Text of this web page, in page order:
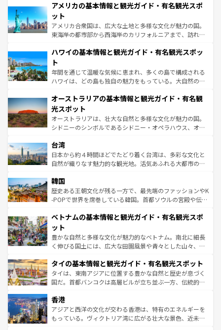
ンツ一覧を参照してほしい。
の建物がそのまま残る町や、スイスならではのユニークな
博物館もあり、アルプス観光だけでなく町歩きも満喫する
ことができる。国民の所得が高いため物価も高いが、旅行
者向けの交通パス提供のサービスもあり、うまく活用すれ
着のスイス情報はコンテンツ一覧を参照してほしい。
アメリカの基本情報と観光ガイド・有名観光スポ
ット
アメリカ合衆国は、広大な土地と多様な文化が魅力の国。
東海岸の都市部から西海岸のカリフォルニアまで、訪れる
のような巨大都市は、観光、ショッピング、エンターテイ
ンメントが詰まった刺激的なスポットだ。一方、アメリカ
西部には大自然が広がり、グランドキャニオンやイエロー
ストーン国立公園といった絶景が堪能できる。さらに、南
文化が魅力。旅行者はアメリカの各地域で異なる魅力を楽
しみながら、その多様性と豊かな歴史を感じることができ
るだろう。車でのロードトリップや列車の旅も、アメリカ
ならではの贅沢な旅のスタイルだ。 なお、新着のアメリカ
情報は コンテンツ一覧 を参照してほしい。
ハワイの基本情報と観光ガイド・有名観光スポッ
ト
年間を通じて温暖な気候に恵まれ、多くの島で構成される
ハワイは、どの島も独自の魅力をもっている。大自然の神
ワイ島は見逃せない。また、定番の観光地といえばオアフ
島だが、静かな自然を求めるならマウイ島やカウアイ島が
おすすめ。エメラルドグリーンに輝く海をはじめ、豊かな
文化や歴史が息づいている。「アロハスピリット」と呼ば
人々、おいしいローカルフードやハワイアンミュージッ
ク、伝統的なフラダンスなど、すべてがハワイの魅力を彩
っている。訪れるたびに新しい発見と感動が待っているハ
はコンテンツ一覧
オーストラリアの基本情報と観光ガイド・有名観
光スポット
オーストラリアは、壮大な自然と多様な文化が魅力の国。
シドニーのシンボルであるシドニー・オペラハウス、オー
リアリーフや大陸中央部にそびえるウルル（エアーズロッ
ク）、タスマニアの美しい原生林やケアンズの熱帯雨林な
ど、見どころがたくさん。また、カフェやワイン、オージ
いる。アクティビティも充実しており、サーフィンやダイ
ビング、ハイキングなど、アウトドア好きにはたまらな
い。オーストラリアの多彩な魅力を存分に味わいつくそ
参照してほしい。
台湾
日本から約４時間ほどでたどり着く台湾は、多彩な文化と
自然が織りなす魅力的な観光地。活気あふれる大都市の台
ン）、静ひつな山岳地帯である台湾東部など、都市の喧騒
と山間の静けさが共存しており、訪れる人に新しい発見と
驚きをもたらしてくれる。また、奥深い台湾の食文化も魅
容にもいいと評判のスイーツなど、バラエティ豊かな料理
照してほしい。
韓国
歴史ある王朝文化が残る一方で、最先端のファッションやK
-POPで世界を席巻している韓国。首都ソウルの宮殿や伝統
き、地方に足を延ばせば四季折々の自然美を楽しむことが
できる。そして、キムチや焼肉、絶品のストリートフード
まで、さまざまな韓国料理が待っている。夜には、韓国な
らではのナイトライフも堪能できる。あたたかいホスピタ
わってみてほしい。 なお、新着の韓国情報はコンテンツ一
覧 を参照してほしい。
ベトナムの基本情報と観光ガイド・有名観光スポ
ット
豊かな自然と多様な文化が魅力的なベトナム。南北に細長
く伸びる国土には、広大な田園風景や青々とした山々、世
急速な発展と共に伝統が息づく。ハノイの古い町並みやホ
ーチミン市のフランス統治時代の建物も、独特の雰囲気を
醸し出している。また、バラエティの豊かさとおいしさで
とつ。フォーやバインミー、ベトナムコーヒーなどは、ぜ
ひ現地で味わいたい。どの地域を訪れてもあたたかい人々
が旅行者を迎えてくれるので、きっと忘れられない旅にな
タイの基本情報と観光ガイド・有名観光スポット
タイは、東南アジアに位置する豊かな自然と歴史が息づく
国だ。首都バンコクは高層ビルが立ち並ぶ一方、伝統的な
の活気が交差している。北部ではチェンマイなどの山岳地
帯で自然と触れ合い、南部ではプーケットやクラビの美し
いビーチでリゾート気分を楽しむことができる。タイ料理
香港
アジアと西洋の文化が交わる香港は、特有のエネルギーを
もっている。ヴィクトリア湾に広がる壮大な景色、近未来